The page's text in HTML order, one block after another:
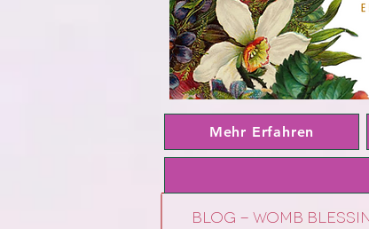
Mehr Erfahren
Blog - Womb